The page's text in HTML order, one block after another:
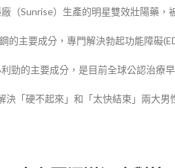
（Sunrise）生產的明星雙效壯陽藥，
的主要成分，專門解決勃起功能障礙
勁的主要成分，是目前全球公認治療
決「硬不起來」和「太快結束」兩大